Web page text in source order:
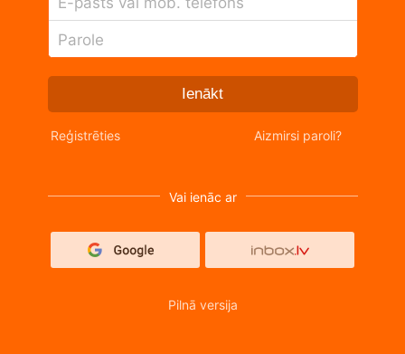
Parole
Ienākt
Reģistrēties Aizmirsi paroli?
Vai ienāc ar
Pilnā versija